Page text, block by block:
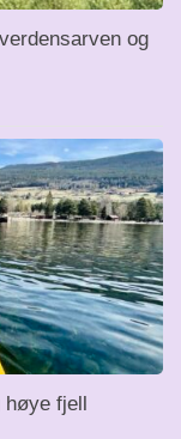
og
høye fjell